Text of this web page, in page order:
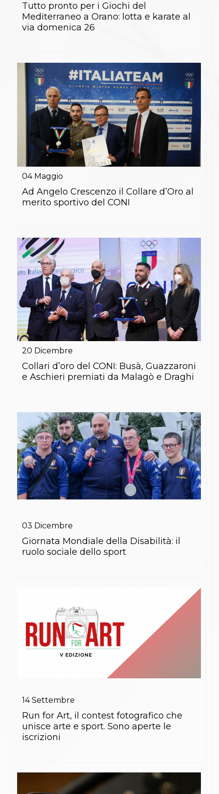
Tutto pronto per i Giochi del
Mediterraneo a Orano: lotta e karate al
via domenica 26
04 Maggio
Ad Angelo Crescenzo il Collare d’Oro al
merito sportivo del CONI
20 Dicembre
Collari d’oro del CONI: Busà, Guazzaroni
e Aschieri premiati da Malagò e Draghi
03 Dicembre
Giornata Mondiale della Disabilità: il
ruolo sociale dello sport
14 Settembre
Run for Art, il contest fotografico che
unisce arte e sport. Sono aperte le
iscrizioni